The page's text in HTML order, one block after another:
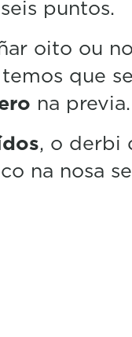
puntos.
oito ou
que
na previa.
, o derbi
na nosa